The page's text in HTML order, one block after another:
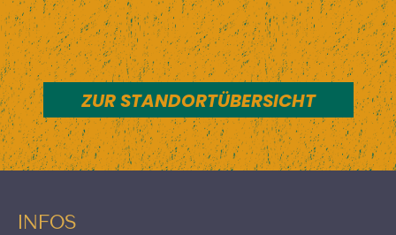
ZUR STANDORTÜBERSICHT
INFOS